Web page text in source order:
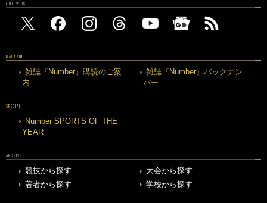
FOLLOW US
MAGAZINE
雑誌『Number』購読のご案
内
雑誌『Number』バックナン
バー
SPECIAL
Number SPORTS OF THE
YEAR
ARCHIVE
競技から探す
大会から探す
著者から探す
学校から探す